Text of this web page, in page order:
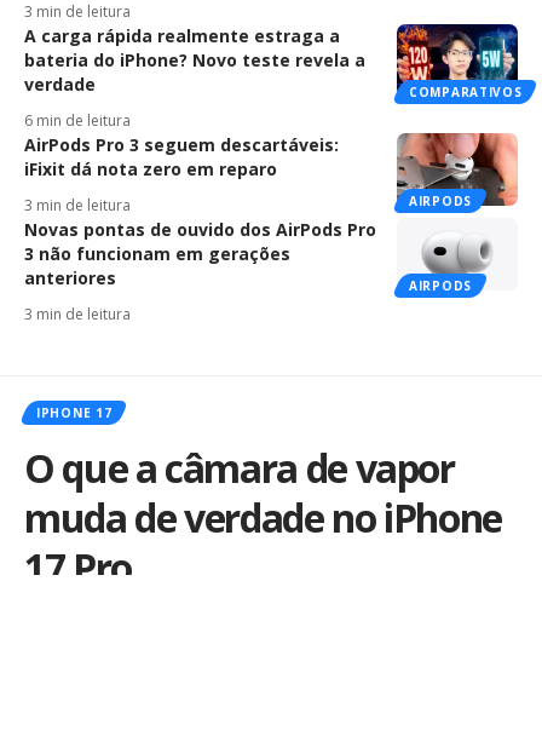
3 min de leitura
COMPARATIVOS
A carga rápida realmente estraga a
bateria do iPhone? Novo teste revela a
verdade
6 min de leitura
AIRPODS
AirPods Pro 3 seguem descartáveis:
iFixit dá nota zero em reparo
3 min de leitura
AIRPODS
Novas pontas de ouvido dos AirPods Pro
3 não funcionam em gerações
anteriores
3 min de leitura
IPHONE 17
O que a câmara de vapor
muda de verdade no iPhone
17 Pro